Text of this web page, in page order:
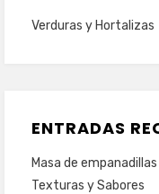
Verduras y Hortalizas
ENTRADAS
Masa de
Texturas y Sabores